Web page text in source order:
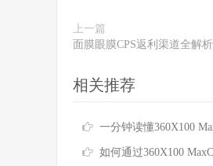
上一篇
面膜眼膜CPS返利渠道全解
相关推荐
一分钟读懂360X100
如何通过360X100